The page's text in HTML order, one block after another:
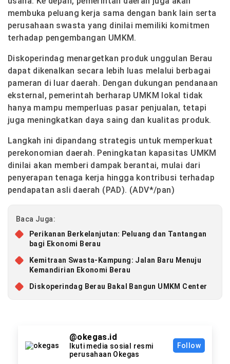
membuka peluang kerja sama dengan bank lain serta
perusahaan swasta yang dinilai memiliki komitmen
terhadap pengembangan UMKM.
Diskoperindag menargetkan produk unggulan Berau
dapat dikenalkan secara lebih luas melalui berbagai
pameran di luar daerah. Dengan dukungan pendanaan
eksternal, pemerintah berharap UMKM lokal tidak
hanya mampu memperluas pasar penjualan, tetapi
juga meningkatkan daya saing dan kualitas produk.
Langkah ini dipandang strategis untuk memperkuat
perekonomian daerah. Peningkatan kapasitas UMKM
dinilai akan memberi dampak berantai, mulai dari
penyerapan tenaga kerja hingga kontribusi terhadap
pendapatan asli daerah (PAD). (ADV*/pan)
Baca Juga:
Perikanan Berkelanjutan: Peluang dan Tantangan
bagi Ekonomi Berau
Kemitraan Swasta-Kampung: Jalan Baru Menuju
Kemandirian Ekonomi Berau
Diskoperindag Berau Bakal Bangun UMKM Center
@okegas.id
Ikuti media sosial resmi
perusahaan Okegas
Follow